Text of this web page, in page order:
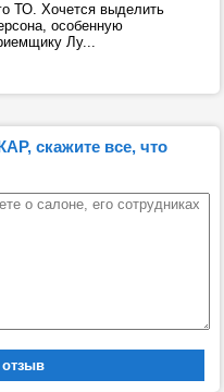
ТО. Хочется выделить
особенную
Лу...
скажите все, что